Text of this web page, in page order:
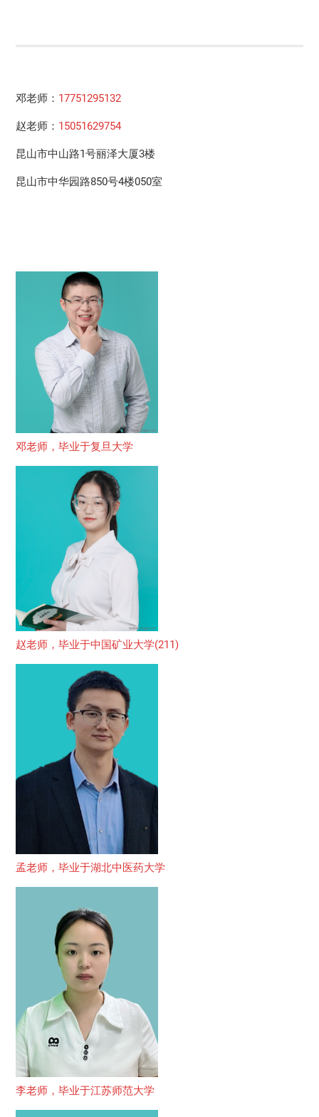
邓老师： 17751295132
赵老师： 15051629754
昆山市中山路1号丽泽大厦3楼
昆山市中华园路850号4楼050室
邓老师，毕业于复旦大学
赵老师，毕业于中国矿业大学(211)
孟老师，毕业于湖北中医药大学
李老师，毕业于江苏师范大学